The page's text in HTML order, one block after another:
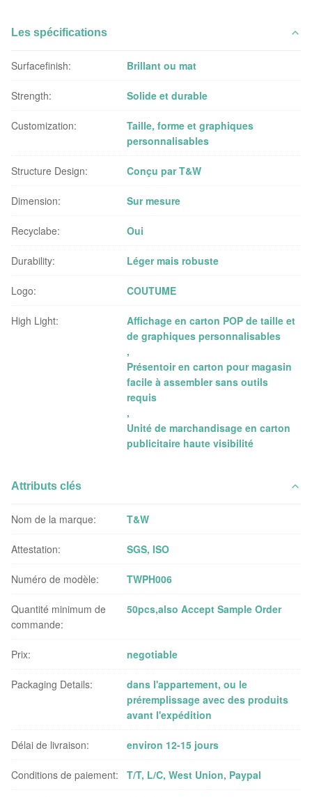
Les spécifications
Surfacefinish: Brillant ou mat
Strength: Solide et durable
Customization:
Taille, forme et graphiques
personnalisables
Structure Design: Conçu par T&W
Dimension: Sur mesure
Recyclabe: Oui
Durability: Léger mais robuste
Logo: COUTUME
High Light:
Affichage en carton POP de taille et
de graphiques personnalisables
,
Présentoir en carton pour magasin
facile à assembler sans outils
requis
,
Unité de marchandisage en carton
publicitaire haute visibilité
Attributs clés
Nom de la marque: T&W
Attestation: SGS, ISO
Numéro de modèle: TWPH006
Quantité minimum de
commande:
50pcs,also Accept Sample Order
Prix: negotiable
Packaging Details:
dans l'appartement, ou le
préremplissage avec des produits
avant l'expédition
Délai de livraison: environ 12-15 jours
Conditions de paiement: T/T, L/C, West Union, Paypal